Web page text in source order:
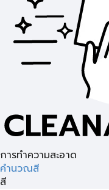
การทำความสะอาด
คำนวณสี
สี